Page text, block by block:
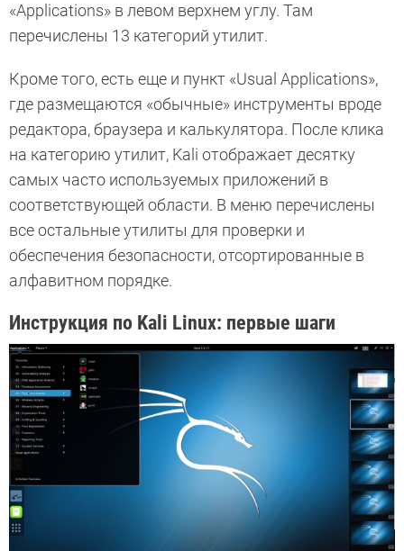
«Applications» в левом верхнем углу. Там
перечислены 13 категорий утилит.
Кроме того, есть еще и пункт «Usual Applications»,
где размещаются «обычные» инструменты вроде
редактора, браузера и калькулятора. После клика
на категорию утилит, Kali отображает десятку
самых часто используемых приложений в
соответствующей области. В меню перечислены
все остальные утилиты для проверки и
обеспечения безопасности, отсортированные в
алфавитном порядке.
Инструкция по Kali Linux: первые шаги